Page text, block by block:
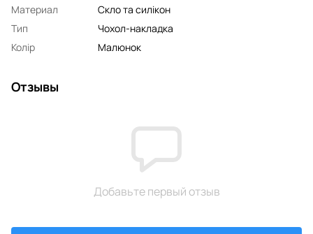
Материал
Скло та силікон
Тип
Чохол-накладка
Колір
Малюнок
Отзывы
Добавьте первый отзыв